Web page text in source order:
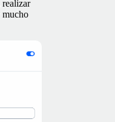
realizar
mucho